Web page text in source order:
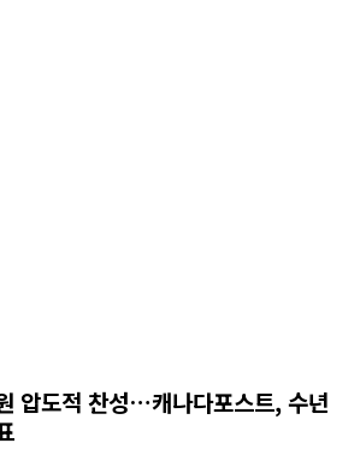
압도적 찬성…캐나다포스트, 수년